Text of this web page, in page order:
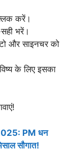
करें।
भरें।
और साइनचर को
के लिए इसका
PM धन
सौगात!